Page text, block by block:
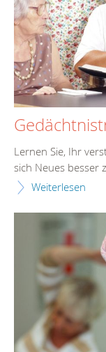
Lernen Sie, Ihr
sich Neues besser
Weiterlesen